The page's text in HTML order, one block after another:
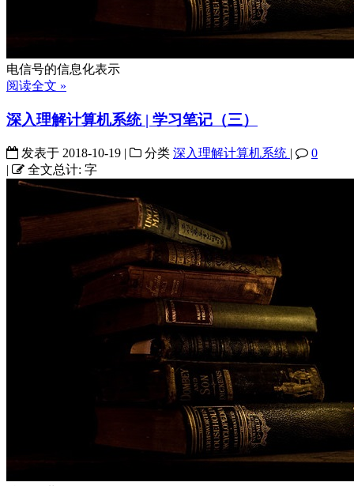
电信号的信息化表示
阅读全文 »
深入理解计算机系统 | 学习笔记（三）
发表于 2018-10-19 | 分类 深入理解计算机系统 |
0
|
全文总计: 字